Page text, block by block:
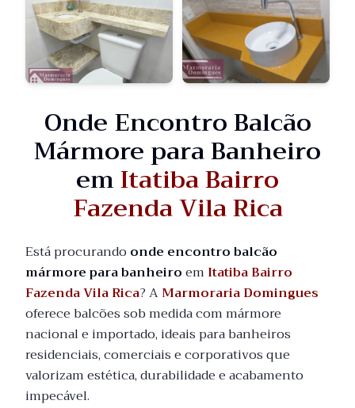
Onde Encontro Balcão
Mármore para Banheiro
emItatiba Bairro
Fazenda Vila Rica
Está procurando onde encontro balcão
mármore para banheiroem Itatiba Bairro
Fazenda Vila Rica? AMarmoraria Domingues
oferece balcões sob medida com mármore
nacional e importado, ideais para banheiros
residenciais, comerciais e corporativos que
valorizam estética, durabilidade e acabamento
impecável.